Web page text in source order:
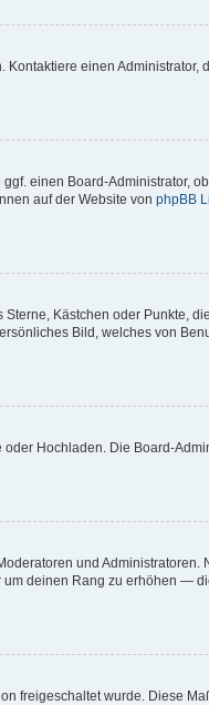
einen Administrator,
einen Board-Administrator,
auf der Website von phpBB
Kästchen oder Punkte,
Bild, welches von
Hochladen. Die Board-
und Administratoren.
deinen Rang zu erhöhen —
freigeschaltet wurde. Diese